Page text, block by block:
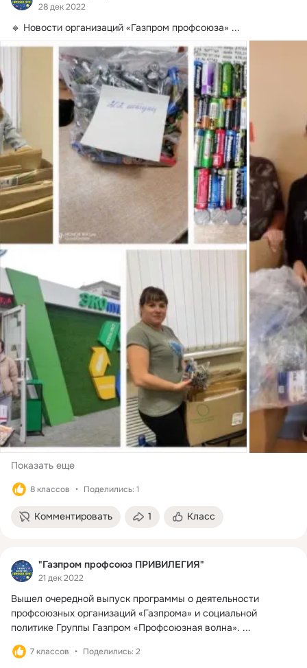
28 дек 2022
🔹 Новости организаций «Газпром профсоюза» ...
Показать еще
8 классов Поделились: 1
Комментировать 1 Класс
"Газпром профсоюз ПРИВИЛЕГИЯ"
21 дек 2022
Вышел очередной выпуск программы о деятельности
профсоюзных организаций «Газпрома» и социальной
политике Группы Газпром «Профсоюзная волна». ...
7 классов Поделились: 2